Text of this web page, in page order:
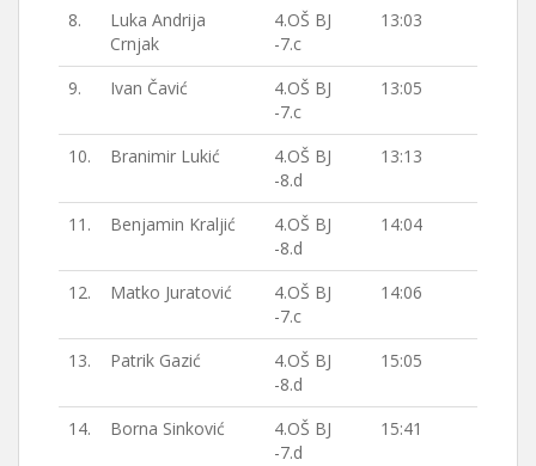
8.
Luka Andrija
Crnjak
4.OŠ BJ
-7.c
13:03
9. Ivan Čavić
4.OŠ BJ
-7.c
13:05
10. Branimir Lukić
4.OŠ BJ
-8.d
13:13
11. Benjamin Kraljić
4.OŠ BJ
-8.d
14:04
12. Matko Juratović
4.OŠ BJ
-7.c
14:06
13. Patrik Gazić
4.OŠ BJ
-8.d
15:05
14. Borna Sinković
4.OŠ BJ
-7.d
15:41